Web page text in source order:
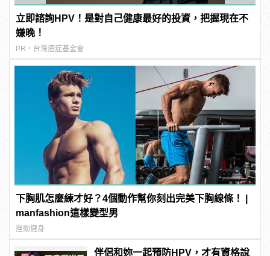
立即諮詢HPV！是對自己健康最好的投資，把握現在不
嫌晚！
PR・台灣癌症基金會
下胸肌怎麼練才好？4個動作幫你刻出完美下胸線條！ |
manfashion這樣變型男
運動健身
伴侶和妳一起預防HPV，才有資格說